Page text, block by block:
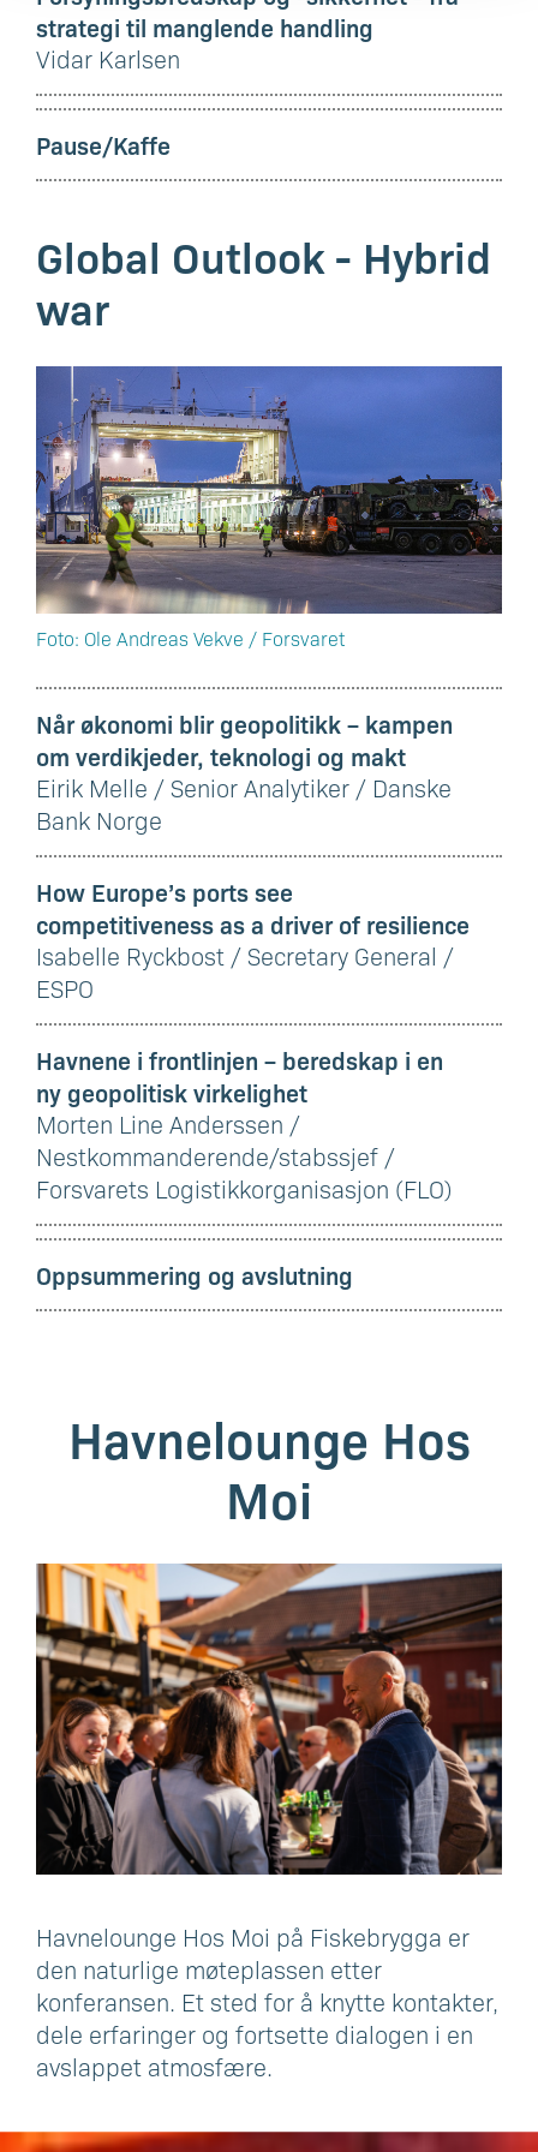
strategi til manglende handling
Vidar Karlsen
Pause/Kaffe
Global Outlook - Hybrid
war
Foto: Ole Andreas Vekve / Forsvaret
Når økonomi blir geopolitikk – kampen
om verdikjeder, teknologi og makt
Eirik Melle / Senior Analytiker / Danske
Bank Norge
How Europe’s ports see
competitiveness as a driver of resilience
Isabelle Ryckbost / Secretary General /
ESPO
Havnene i frontlinjen – beredskap i en
ny geopolitisk virkelighet
Morten Line Anderssen /
Nestkommanderende/stabssjef /
Forsvarets Logistikkorganisasjon (FLO)
Oppsummering og avslutning
Havnelounge Hos
Moi
Havnelounge Hos Moi på Fiskebrygga er
den naturlige møteplassen etter
konferansen. Et sted for å knytte kontakter,
dele erfaringer og fortsette dialogen i en
avslappet atmosfære.